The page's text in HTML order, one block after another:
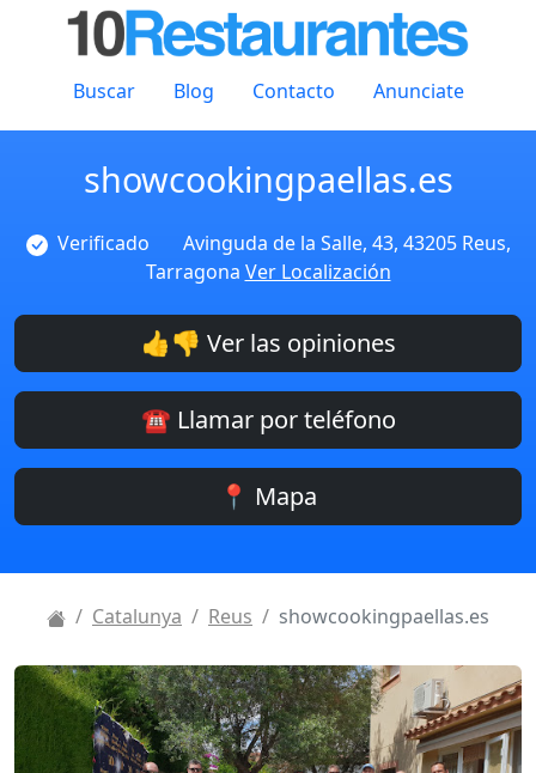
Buscar Blog Contacto Anunciate
showcookingpaellas.es
Verificado
Avinguda de la Salle, 43, 43205 Reus,
Tarragona Ver Localización
👍👎 Ver las opiniones
☎️ Llamar por teléfono
📍 Mapa
Catalunya Reus showcookingpaellas.es